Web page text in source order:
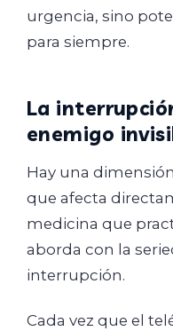
urgencia, sino
para siempre.
La
enemigo
Hay una
que afecta
medicina que
aborda con la
interrupción.
Cada vez que el